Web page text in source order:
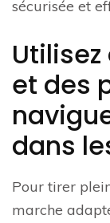
sécurisée et
et des
dans
Pour tirer
marche